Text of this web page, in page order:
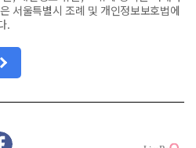
서울특별시 조례 및 개인정보보호법에
.